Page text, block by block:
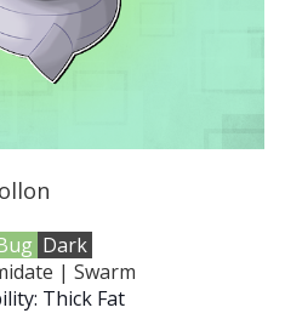
Dark
| Swarm
Thick Fat